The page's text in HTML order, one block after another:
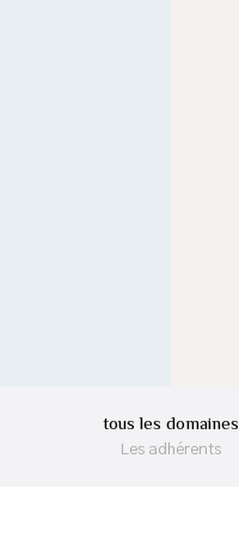
tous les domaines
Les adhérents